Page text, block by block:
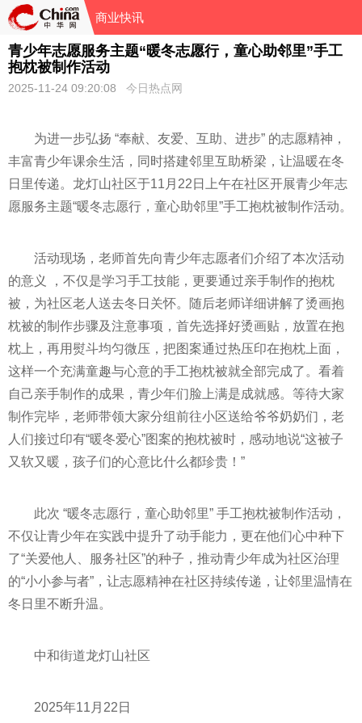
商业快讯
青少年志愿服务主题“暖冬志愿行，童心助邻里”手工
抱枕被制作活动
2025-11-24 09:20:08 今日热点网
为进一步弘扬 “奉献、友爱、互助、进步” 的志愿精神，
丰富青少年课余生活，同时搭建邻里互助桥梁，让温暖在冬
日里传递。龙灯山社区于11月22日上午在社区开展青少年志
愿服务主题“暖冬志愿行，童心助邻里”手工抱枕被制作活动。
活动现场，老师首先向青少年志愿者们介绍了本次活动
的意义 ，不仅是学习手工技能，更要通过亲手制作的抱枕
被，为社区老人送去冬日关怀。随后老师详细讲解了烫画抱
枕被的制作步骤及注意事项，首先选择好烫画贴，放置在抱
枕上，再用熨斗均匀微压，把图案通过热压印在抱枕上面，
这样一个充满童趣与心意的手工抱枕被就全部完成了。看着
自己亲手制作的成果，青少年们脸上满是成就感。等待大家
制作完毕，老师带领大家分组前往小区送给爷爷奶奶们，老
人们接过印有“暖冬爱心”图案的抱枕被时，感动地说“这被子
又软又暖，孩子们的心意比什么都珍贵！”
此次 “暖冬志愿行，童心助邻里” 手工抱枕被制作活动，
不仅让青少年在实践中提升了动手能力，更在他们心中种下
了“关爱他人、服务社区”的种子，推动青少年成为社区治理
的“小小参与者”，让志愿精神在社区持续传递，让邻里温情在
冬日里不断升温。
中和街道龙灯山社区
2025年11月22日